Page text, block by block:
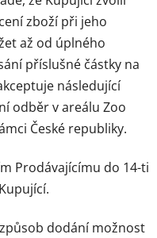
zboží při jeho
až od úplného
příslušné částky na
následující
odběr v areálu Zoo
České republiky.
Prodávajícímu do 14-ti
dodání možnost